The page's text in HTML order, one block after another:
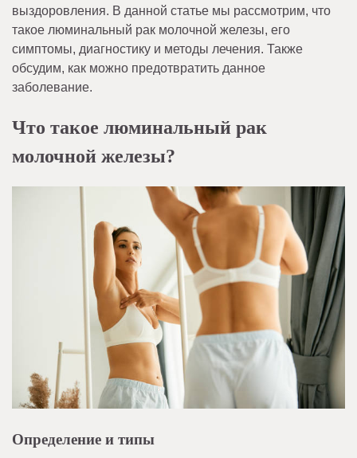
выздоровления. В данной статье мы рассмотрим, что
такое люминальный рак молочной железы, его
симптомы, диагностику и методы лечения. Также
обсудим, как можно предотвратить данное
заболевание.
Что такое люминальный рак
молочной железы?
Определение и типы